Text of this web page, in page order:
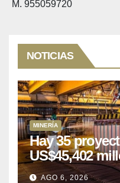
M. 955059720
NOTICIAS
MINERÍA
Hay 35
US$45,402
puede
AGO 6, 2026